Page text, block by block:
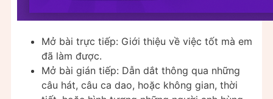
Mở bài trực tiếp: Giới thiệu về việc tốt mà em
đã làm được.
Mở bài gián tiếp: Dẫn dắt thông qua những
câu hát, câu ca dao, hoặc không gian, thời